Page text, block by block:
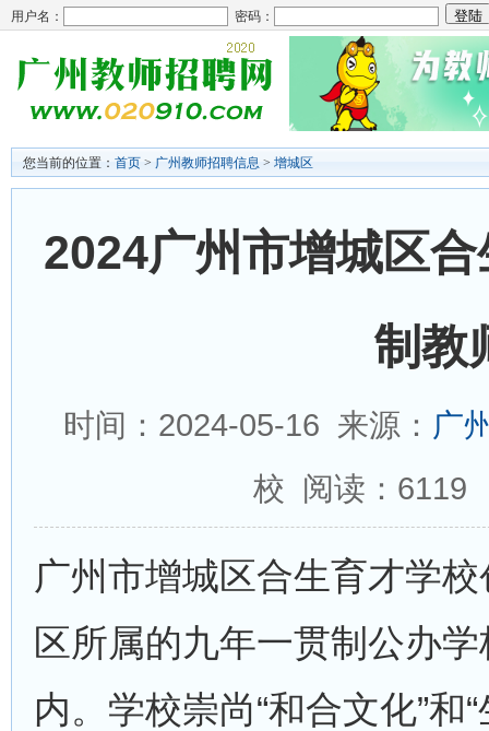
用户名： 密码：
您当前的位置： 首页 > 广州教师招聘信息 > 增城区
2024广州市增城区
制教
时间：2024-05-16 来源： 广
校 阅读：
广州市增城区合生育才学
区所属的九年一贯制公办
内。学校崇尚“和合文化”和